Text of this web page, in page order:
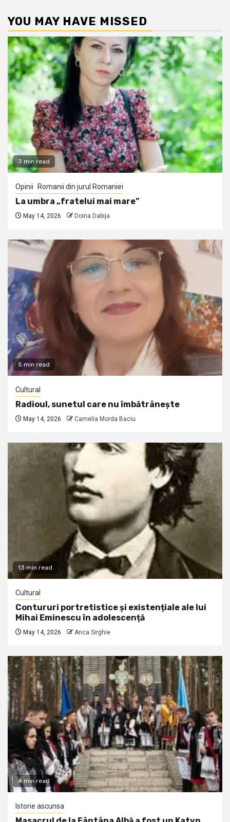
YOU MAY HAVE MISSED
3 min read
Opinii Romanii din jurul Romaniei
La umbra „fratelui mai mare”
May 14, 2026 Doina Dabija
5 min read
Cultural
Radioul, sunetul care nu îmbătrânește
May 14, 2026 Camelia Morda Baciu
13 min read
Cultural
Contururi portretistice și existențiale ale lui
Mihai Eminescu în adolescență
May 14, 2026 Anca Sirghie
4 min read
Istorie ascunsa